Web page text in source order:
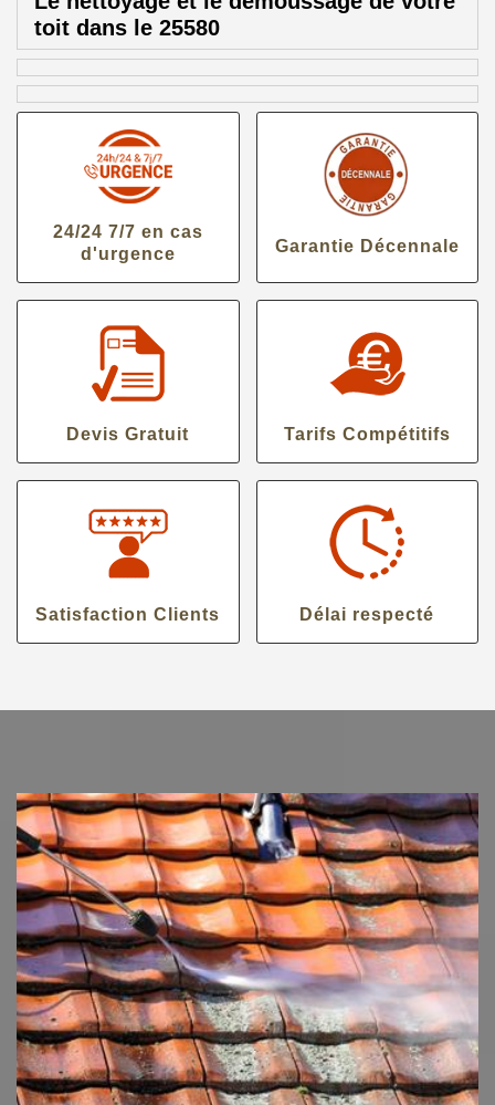
toit dans le 25580
24/24 7/7 en cas
d'urgence
Garantie Décennale
Devis Gratuit Tarifs Compétitifs
Satisfaction Clients Délai respecté